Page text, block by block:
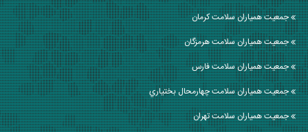
جمعیت همیاران سلامت كرمان
جمعیت همیاران سلامت هرمزگان
جمعیت همیاران سلامت فارس
جمعیت همیاران سلامت چهارمحال بختياري
جمعیت همیاران سلامت تهران